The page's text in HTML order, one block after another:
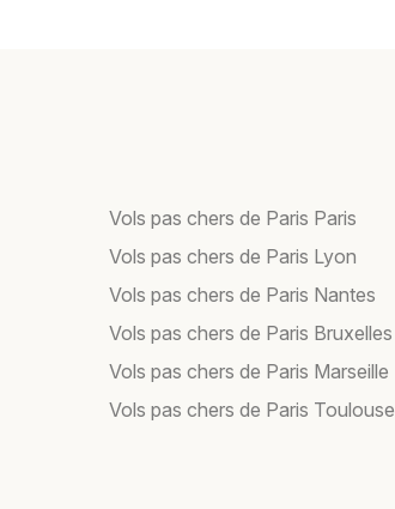
Vols pas chers de Paris Paris
Vols pas chers de Paris Lyon
Vols pas chers de Paris Nantes
Vols pas chers de Paris Bruxelles
Vols pas chers de Paris Marseille
Vols pas chers de Paris Toulouse